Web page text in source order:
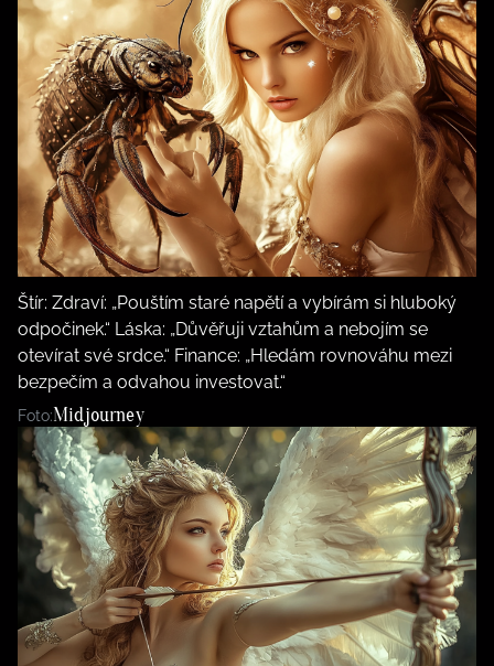
Štír: Zdraví: „Pouštím staré napětí a vybírám si hluboký
odpočinek.“ Láska: „Důvěřuji vztahům a nebojím se
otevírat své srdce.“ Finance: „Hledám rovnováhu mezi
bezpečím a odvahou investovat.“
Foto:Midjourney